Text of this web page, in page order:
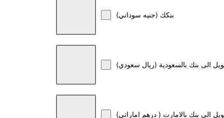
بنكك (جنيه سوداني)
الى بنك بالسعودية (ريال سعودي)
الى بنك بالامارت ( درهم اماراتي)